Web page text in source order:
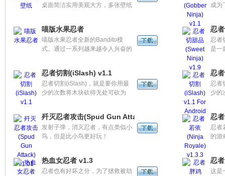
桌面简洁实用美观大方，多张壁纸
纸按钮和时间日历功能，想看看如
何可以签名成为自己的专属壁纸，
火影迷们那赶快来下载试试看吧。
成为
喵版水果忍者
喵版水果忍者全新的Bandito模
式。通过一系列越来越令人兴奋的
有过的冒险经历：来自巨人城堡的
大量水果，精度和时序的挑战，面
对新的障碍全力以赴，并且水果忍
添加“番茄”！
忍
忍者
是一
的美
乐的
他们
择，
忍者切割(iSlash) v1.1
忍者切割(iSlash)，就是要你用最
少的次数将木块砍得无处可砍为
忍
忍者
少的
歼灭忍者攻击(Spud Gun Attack) v1.01
发射子弹，消灭忍者，有点类似小
鸟，但是比小鸟更好玩！
忍
忍者
的游
行战
热血女忍者 v1.3
忍者也有好坏之分，为了拯救被劫
忍
这是